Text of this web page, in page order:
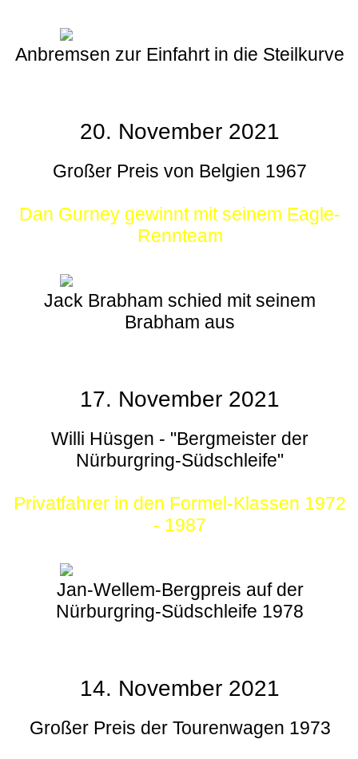
Anbremsen zur Einfahrt in die Steilkurve
20. November 2021
Großer Preis von Belgien 1967
Dan Gurney gewinnt mit seinem Eagle-
Rennteam
Jack Brabham schied mit seinem
Brabham aus
17. November 2021
Willi Hüsgen - "Bergmeister der
Nürburgring-Südschleife"
Privatfahrer in den Formel-Klassen 1972
- 1987
Jan-Wellem-Bergpreis auf der
Nürburgring-Südschleife 1978
14. November 2021
Großer Preis der Tourenwagen 1973